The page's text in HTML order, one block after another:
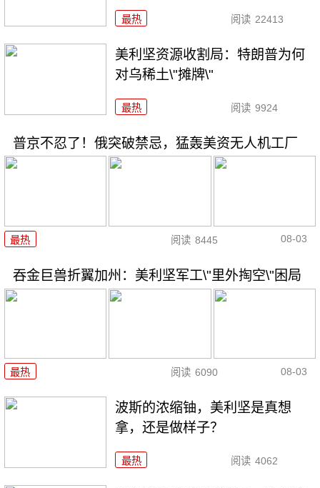
最热 阅读 22413
美利坚资源收割局：特朗普为何
对乌稀土\"摊牌\"
最热 阅读 9924
普京不忍了！俄突破禁忌，猛轰美资无人机工厂
最热 阅读 8445 08-03
吞金巨兽折翼加州：美利坚军工\"里外掏空\"困局
最热 阅读 6090 08-03
波斯的浓缩铀，美利坚是真想
拿，还是做样子？
最热 阅读 4062